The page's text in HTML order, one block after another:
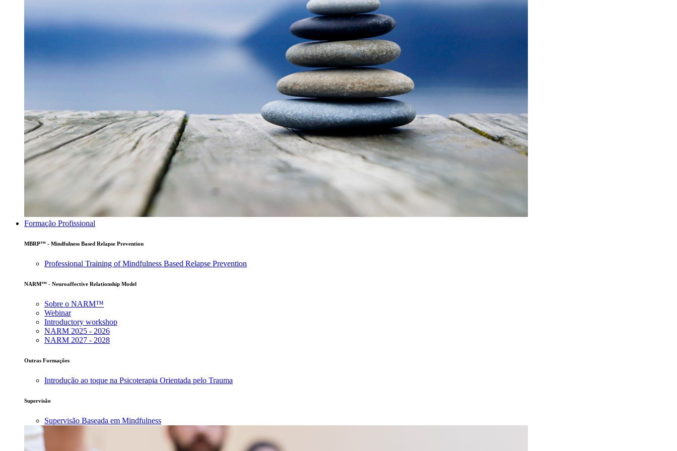
Formação Profissional
MBRP™ - Mindfulness Based Relapse Prevention
Professional Training of Mindfulness Based Relapse Prevention
NARM™ - Neuroaffective Relationship Model
Sobre o NARM™
Webinar
Introductory workshop
NARM 2025 - 2026
NARM 2027 - 2028
Outras Formações
Introdução ao toque na Psicoterapia Orientada pelo Trauma
Supervisão
Supervisão Baseada em Mindfulness